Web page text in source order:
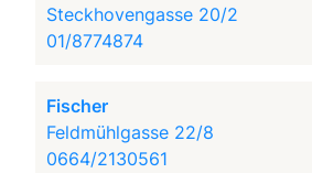
Steckhovengasse 20/2
01/8774874
Fischer
Feldmühlgasse 22/8
0664/2130561